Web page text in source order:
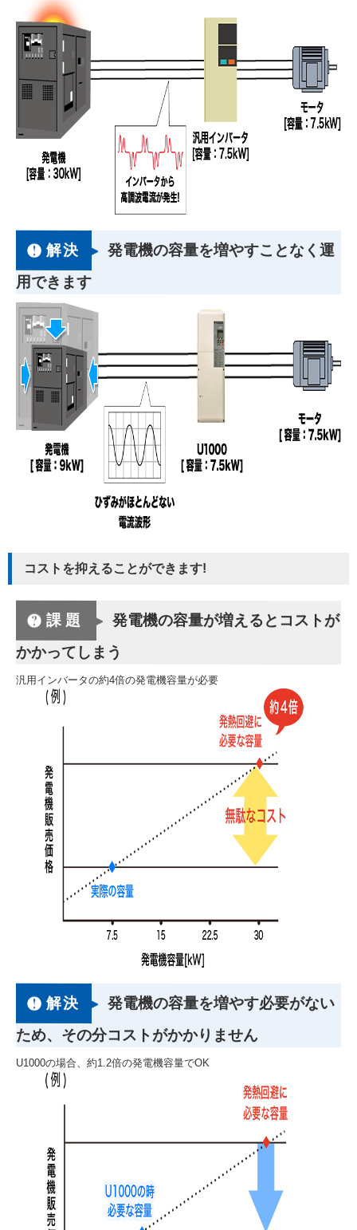
解決 発電機の容量を増やすことなく運
用できます
コストを抑えることができます!
課題 発電機の容量が増えるとコストが
かかってしまう
汎用インバータの約4倍の発電機容量が必要
解決 発電機の容量を増やす必要がない
ため、その分コストがかかりません
U1000の場合、約1.2倍の発電機容量でOK